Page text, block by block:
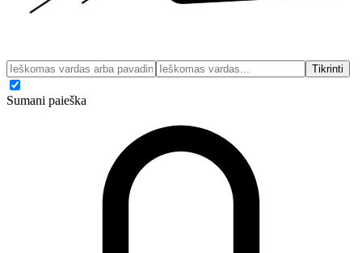
Tikrinti
Sumani paieška